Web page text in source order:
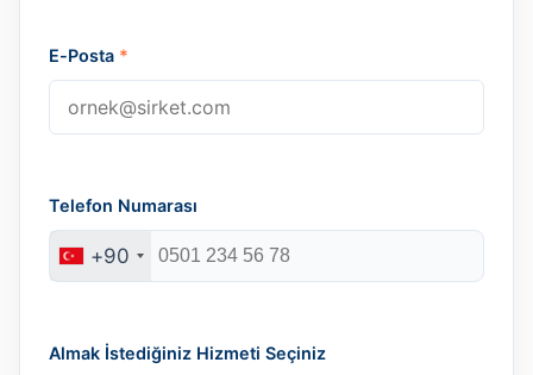
E-Posta *
Telefon Numarası
+90
Almak İstediğiniz Hizmeti Seçiniz